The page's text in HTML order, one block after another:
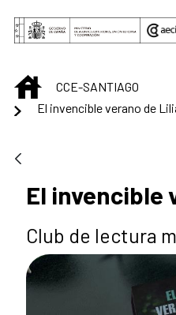
Skip to Main Content
INICIOCCE-SANTIAGO
El invencible verano de
El invencible
Club de lectura